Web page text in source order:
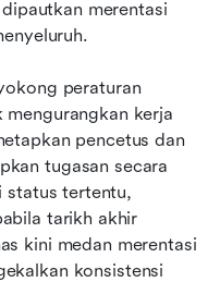
merentasi
peraturan
kerja
pencetus dan
tugasan secara
status tertentu,
tarikh akhir
kini medan merentasi
konsistensi